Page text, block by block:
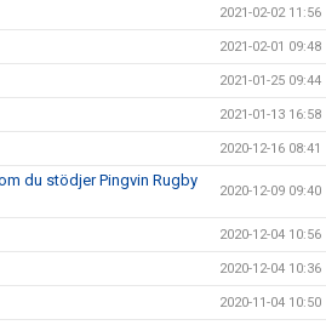
2021-02-02 11:56
2021-02-01 09:48
2021-01-25 09:44
2021-01-13 16:58
2020-12-16 08:41
du stödjer Pingvin Rugby
2020-12-09 09:40
2020-12-04 10:56
2020-12-04 10:36
2020-11-04 10:50